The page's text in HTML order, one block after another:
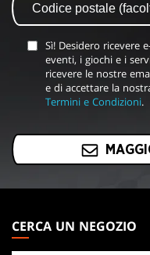
Sì! Desidero ricevere
eventi, i giochi e i
ricevere le nostre
e di accettare la
Termini e Condizioni.
THE
GATHERING
CERCA UN NEGOZIO